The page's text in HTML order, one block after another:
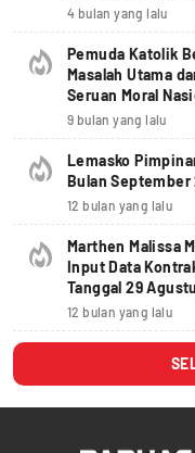
4 bulan yang lalu
Pemuda Katolik
Masalah Utama
Seruan Moral
9 bulan yang lalu
Lemasko
Bulan September
12 bulan yang lalu
Marthen Malissa
Input Data
Tanggal 29
12 bulan yang lalu